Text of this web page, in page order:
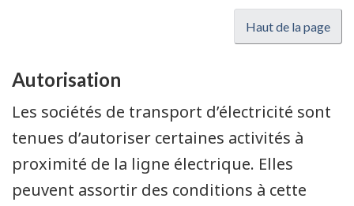
Haut de la page
Autorisation
Les sociétés de transport d’électricité sont
tenues d’autoriser certaines activités à
proximité de la ligne électrique. Elles
peuvent assortir des conditions à cette